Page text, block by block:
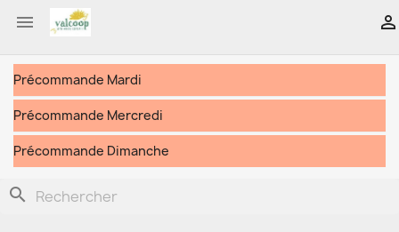
 
Précommande Mardi
Précommande Mercredi
Précommande Dimanche
search